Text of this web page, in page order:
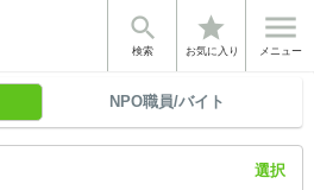

検索
star
お気に入り

メニュー
NPO職員/バイト
選択